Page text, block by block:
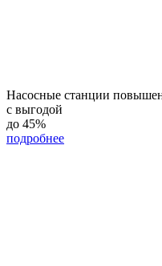
Насосные станции
с выгодой
до 45%
подробнее